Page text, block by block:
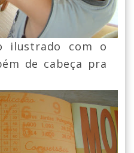
com o
de cabeça pra